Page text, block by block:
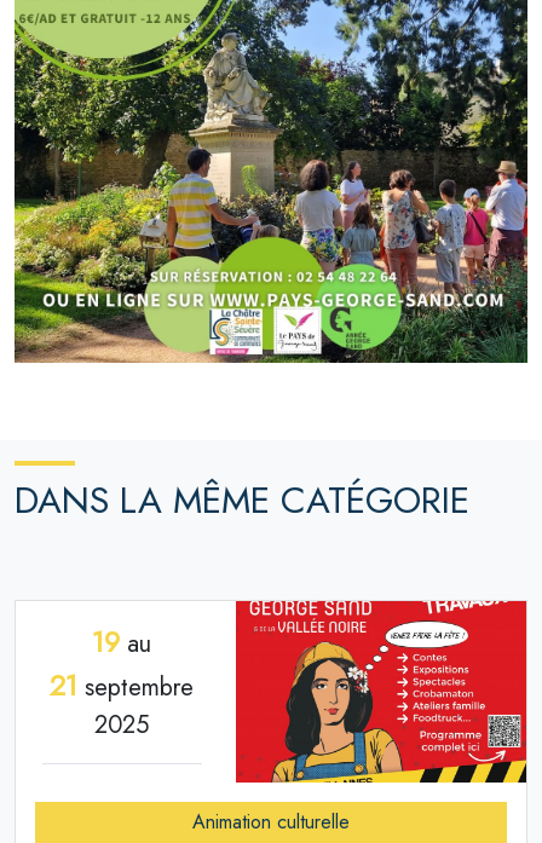
DANS LA MÊME CATÉGORIE
19 au
21 septembre
2025
Animation culturelle